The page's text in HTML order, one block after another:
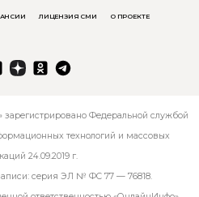
ЛИЦЕНЗИЯ СМИ О ПРОЕКТЕ
Федеральной службой
технологий и массовых
24.09.2019 г.
серия ЭЛ № ФС 77 — 76818.